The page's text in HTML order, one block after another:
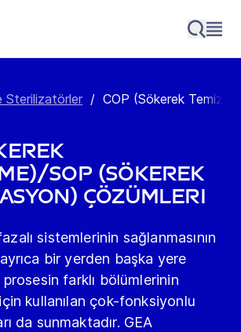
Sterilizatörler / COP (Sökerek
SOP (Sökerek
Çözümleri
sistemlerinin sağlanmasının
ayrıca bir yerden başka yere
farklı bölümlerinin
kullanılan çok-fonksiyonlu
da sunmaktadır. GEA